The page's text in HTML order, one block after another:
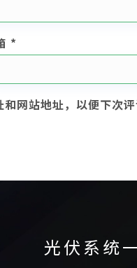
*
网站地址，以便下次评
光伏系统